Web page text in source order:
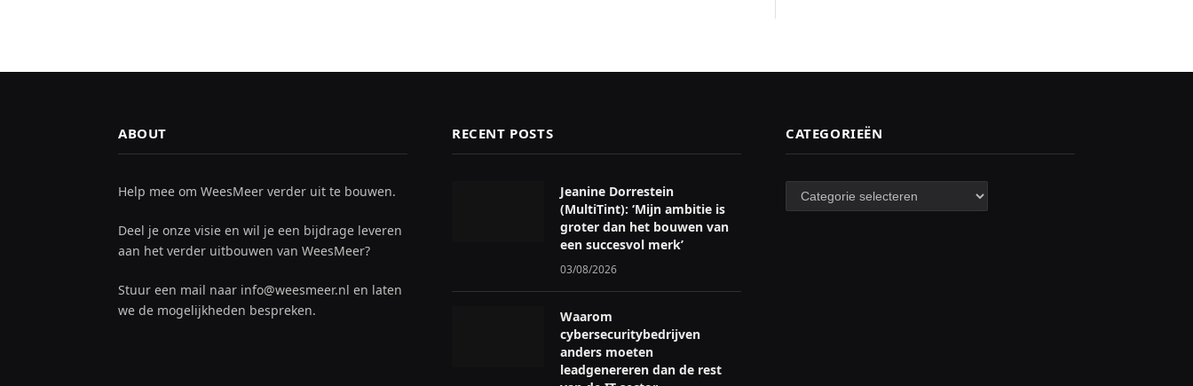
ABOUT
Help mee om WeesMeer verder uit te bouwen.
Deel je onze visie en wil je een bijdrage leveren
aan het verder uitbouwen van WeesMeer?
Stuur een mail naar info@weesmeer.nl en laten
we de mogelijkheden bespreken.
RECENT POSTS
Jeanine Dorrestein
(MultiTint): ‘Mijn ambitie is
groter dan het bouwen van
een succesvol merk’
03/08/2026
Waarom
cybersecuritybedrijven
anders moeten
leadgenereren dan de rest
CATEGORIEËN
Categorieën